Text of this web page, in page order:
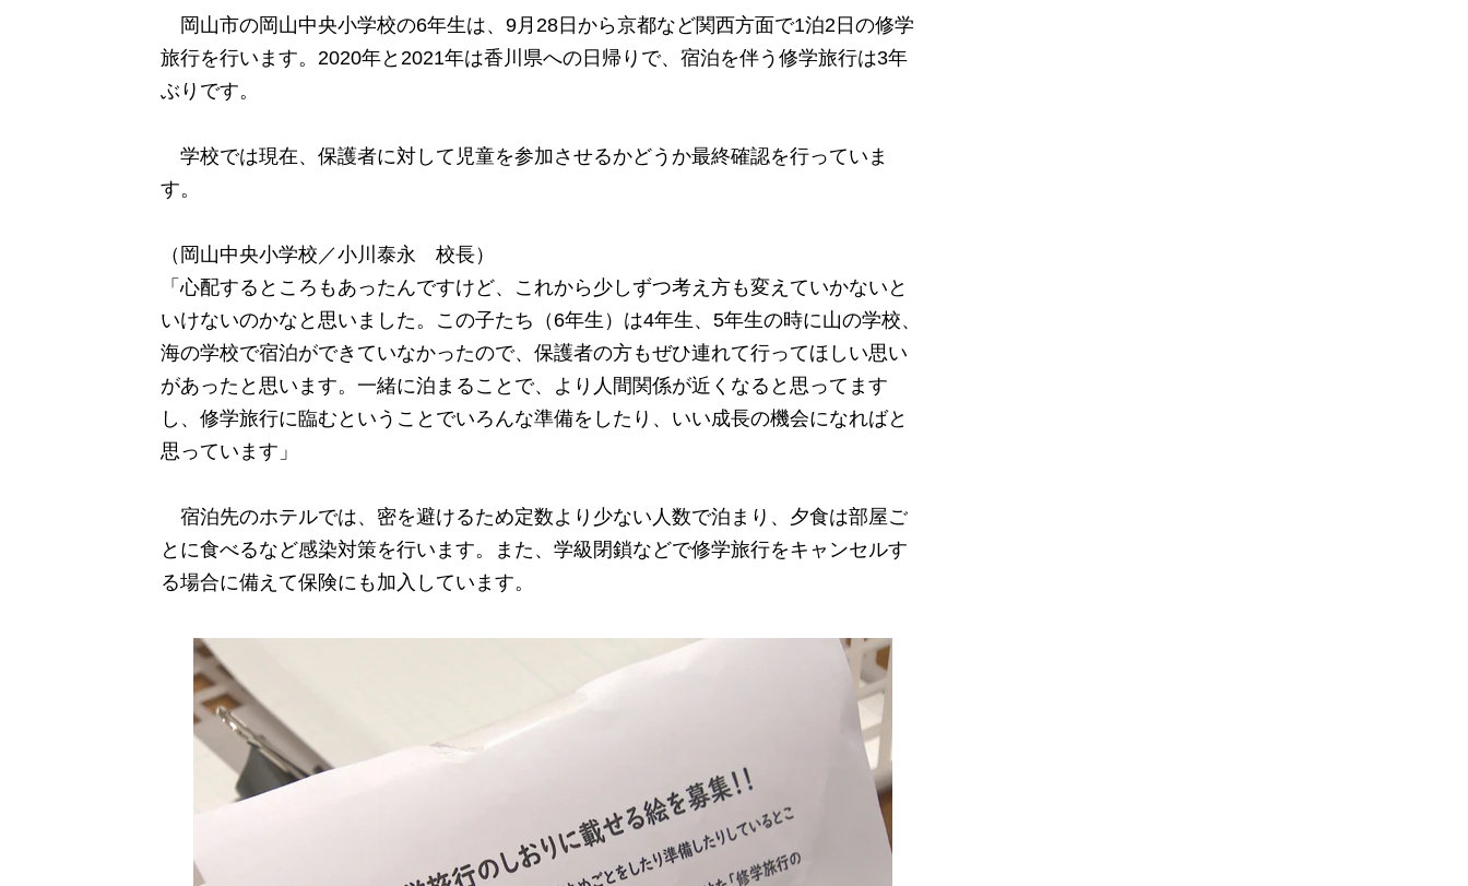
岡山市の岡山中央小学校の6年生は、9月28日から京都など関西方面で1泊2日の修学
旅行を行います。2020年と2021年は香川県への日帰りで、宿泊を伴う修学旅行は3年
ぶりです。
学校では現在、保護者に対して児童を参加させるかどうか最終確認を行っていま
す。
（岡山中央小学校／小川泰永 校長）
「心配するところもあったんですけど、これから少しずつ考え方も変えていかないと
いけないのかなと思いました。この子たち（6年生）は4年生、5年生の時に山の学校、
海の学校で宿泊ができていなかったので、保護者の方もぜひ連れて行ってほしい思い
があったと思います。一緒に泊まることで、より人間関係が近くなると思ってます
し、修学旅行に臨むということでいろんな準備をしたり、いい成長の機会になればと
思っています」
宿泊先のホテルでは、密を避けるため定数より少ない人数で泊まり、夕食は部屋ご
とに食べるなど感染対策を行います。また、学級閉鎖などで修学旅行をキャンセルす
る場合に備えて保険にも加入しています。